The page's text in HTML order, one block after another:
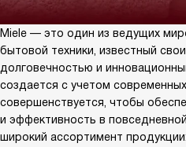
Miele — это один из ведущих
бытовой техники, известный
долговечностью и
создается с учетом
совершенствуется, чтобы
и эффективность в
широкий ассортимент